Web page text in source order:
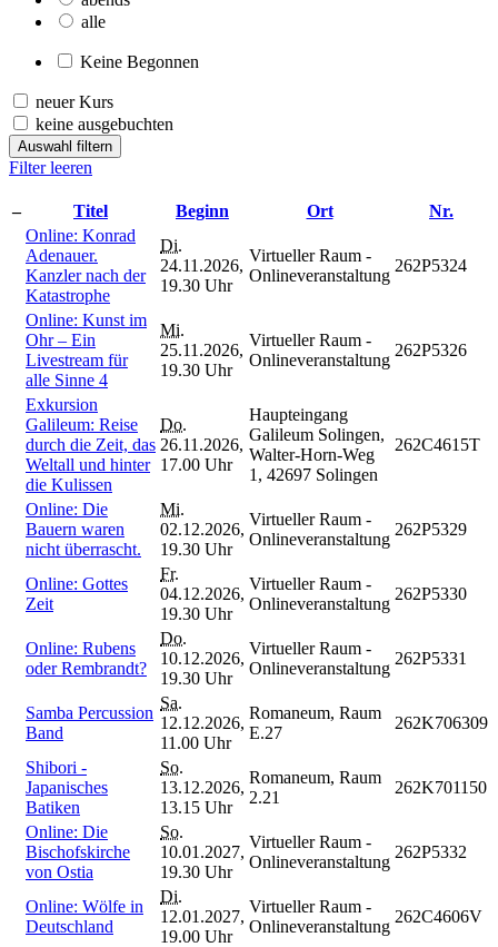
alle
Keine Begonnen
neuer Kurs
keine ausgebuchten
Auswahl filtern
Filter leeren
– Titel Beginn Ort
Nr.
Online: Konrad
Adenauer.
Kanzler nach der
Katastrophe
Di.
24.11.2026,
19.30 Uhr
Virtueller Raum -
Onlineveranstaltung
262P5324
Online: Kunst im
Ohr – Ein
Livestream für
alle Sinne 4
Mi.
25.11.2026,
19.30 Uhr
Virtueller Raum -
Onlineveranstaltung
262P5326
Exkursion
Galileum: Reise
durch die Zeit, das
Weltall und hinter
die Kulissen
Do.
26.11.2026,
17.00 Uhr
Haupteingang
Galileum Solingen,
Walter-Horn-Weg
1, 42697 Solingen
262C4615T
Online: Die
Bauern waren
nicht überrascht.
Mi.
02.12.2026,
19.30 Uhr
Virtueller Raum -
Onlineveranstaltung
262P5329
Online: Gottes
Zeit
Fr.
04.12.2026,
19.30 Uhr
Virtueller Raum -
Onlineveranstaltung
262P5330
Online: Rubens
oder Rembrandt?
Do.
10.12.2026,
19.30 Uhr
Virtueller Raum -
Onlineveranstaltung
262P5331
Samba Percussion
Band
Sa.
12.12.2026,
11.00 Uhr
Romaneum, Raum
E.27
262K706309
Shibori -
Japanisches
Batiken
So.
13.12.2026,
13.15 Uhr
Romaneum, Raum
2.21
262K701150
Online: Die
Bischofskirche
von Ostia
So.
10.01.2027,
19.30 Uhr
Virtueller Raum -
Onlineveranstaltung
262P5332
Online: Wölfe in
Deutschland
Di.
12.01.2027,
19.00 Uhr
Virtueller Raum -
Onlineveranstaltung
262C4606V